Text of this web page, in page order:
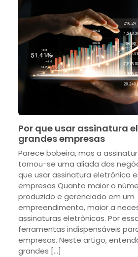
Por que usar assinatura
grandes empresas
Parece bobeira, mas a
tornou-se uma aliada dos
que usar assinatura eletrônica
empresas Quanto maior o
produzido e gerenciado em um
empreendimento, maior a
assinaturas eletrônicas. Por
ferramentas indispensáveis
empresas. Neste artigo,
grandes […]